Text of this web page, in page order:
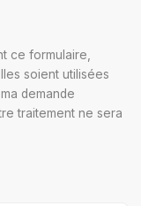
ce formulaire,
soient utilisées
demande
traitement ne sera